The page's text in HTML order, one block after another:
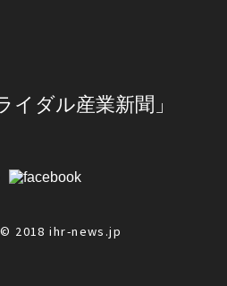
イダル産業新聞」
2018 ihr-news.jp